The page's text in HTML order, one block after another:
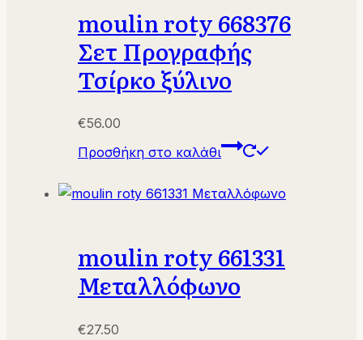
moulin roty 668376
Σετ Προγραφής
Τσίρκο ξύλινο
€56.00
Προσθήκη στο καλάθι
moulin roty 661331
Μεταλλόφωνο
€27.50